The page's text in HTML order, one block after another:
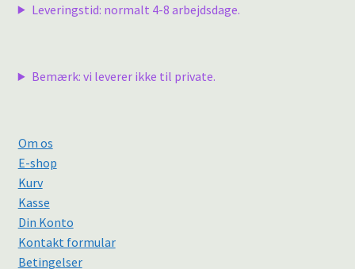
Leveringstid: normalt 4-8 arbejdsdage.
Bemærk: vi leverer ikke til private.
Om os
E-shop
Kurv
Kasse
Din Konto
Kontakt formular
Betingelser